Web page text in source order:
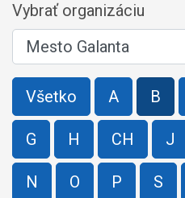
Vybrať organizáciu
Všetko A B
G H CH J
N O P S